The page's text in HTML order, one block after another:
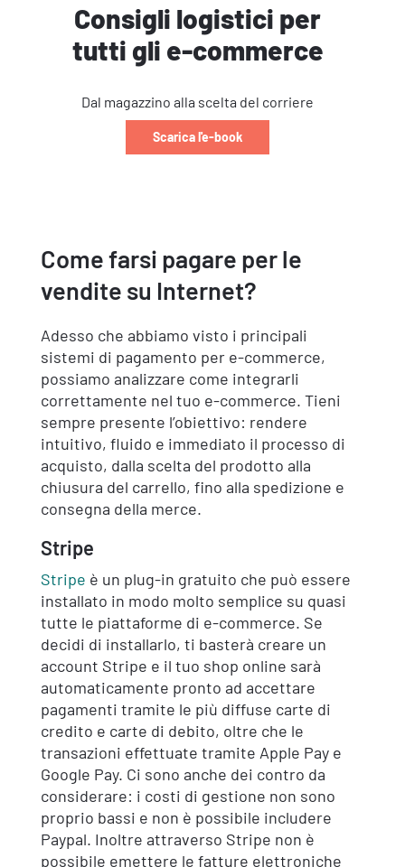
Consigli logistici per
tutti gli e-commerce
Dal magazzino alla scelta del corriere
Scarica l'e-book
Come farsi pagare per le
vendite su Internet?
Adesso che abbiamo visto i principali
sistemi di pagamento per e-commerce,
possiamo analizzare come integrarli
correttamente nel tuo e-commerce. Tieni
sempre presente l’obiettivo: rendere
intuitivo, fluido e immediato il processo di
acquisto, dalla scelta del prodotto alla
chiusura del carrello, fino alla spedizione e
consegna della merce.
Stripe
Stripe è un plug-in gratuito che può essere
installato in modo molto semplice su quasi
tutte le piattaforme di e-commerce. Se
decidi di installarlo, ti basterà creare un
account Stripe e il tuo shop online sarà
automaticamente pronto ad accettare
pagamenti tramite le più diffuse carte di
credito e carte di debito, oltre che le
transazioni effettuate tramite Apple Pay e
Google Pay. Ci sono anche dei contro da
considerare: i costi di gestione non sono
proprio bassi e non è possibile includere
Paypal. Inoltre attraverso Stripe non è
possibile emettere le fatture elettroniche